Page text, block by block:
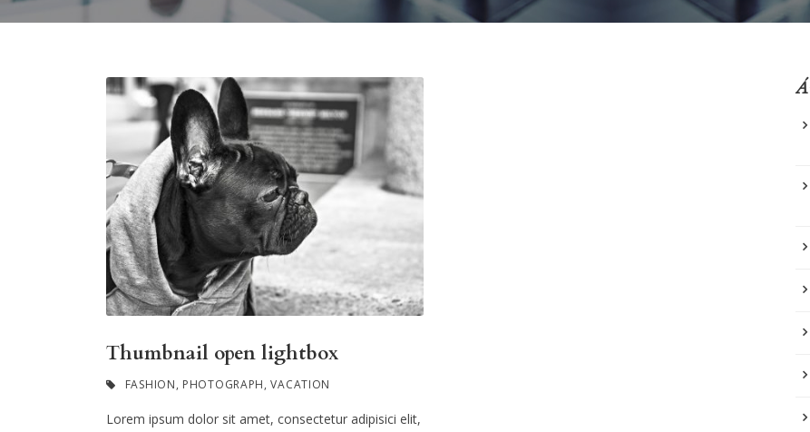
Thumbnail open lightbox
FASHION, PHOTOGRAPH, VACATION
Lorem ipsum dolor sit amet, consectetur adipisici elit,